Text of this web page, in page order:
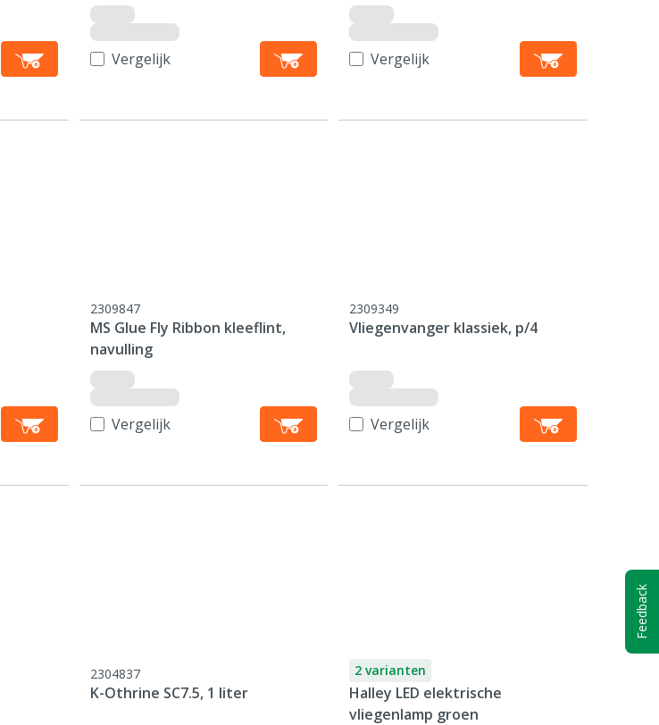
Vergelijk Vergelijk
2309847
MS Glue Fly Ribbon kleeflint,
navulling
Vergelijk
2309349
Vliegenvanger klassiek, p/4
Vergelijk
2304837
K-Othrine SC7.5, 1 liter
2 varianten
Halley LED elektrische
vliegenlamp groen
Feedback